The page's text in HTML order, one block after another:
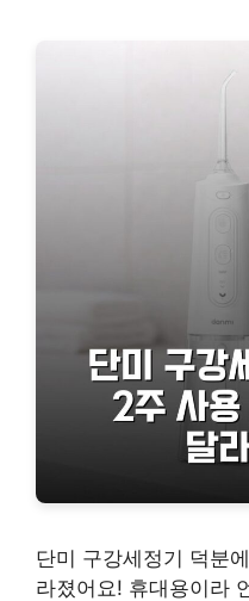
단미 구강세정기 덕분
라졌어요! 휴대용이라